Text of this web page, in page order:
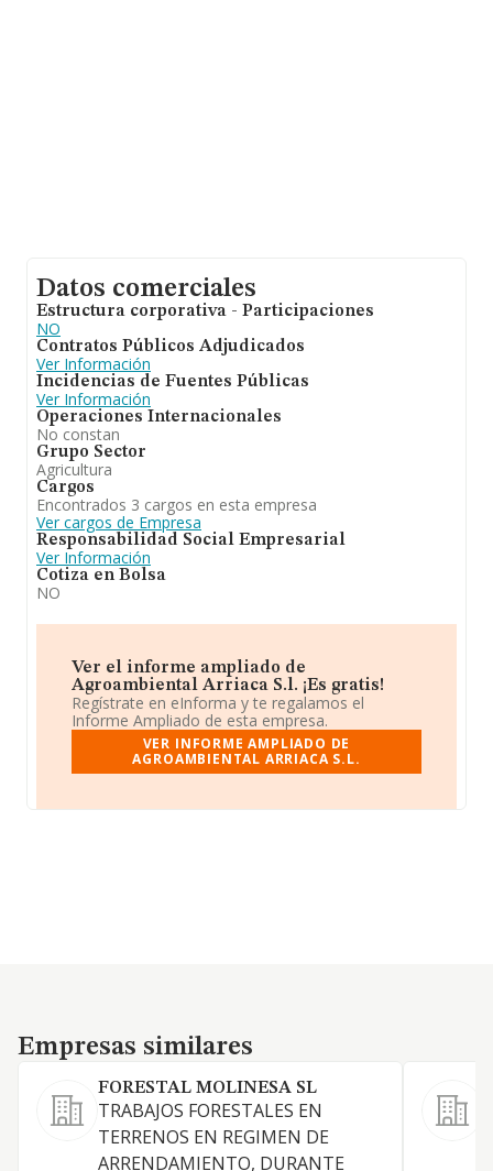
Datos comerciales
Estructura corporativa - Participaciones
NO
Contratos Públicos Adjudicados
Ver Información
Incidencias de Fuentes Públicas
Ver Información
Operaciones Internacionales
No constan
Grupo Sector
Agricultura
Cargos
Encontrados 3 cargos en esta empresa
Ver cargos de Empresa
Responsabilidad Social Empresarial
Ver Información
Cotiza en Bolsa
NO
Ver el informe ampliado de
Agroambiental Arriaca S.l. ¡Es gratis!
Regístrate en eInforma y te regalamos el
Informe Ampliado de esta empresa.
VER INFORME AMPLIADO DE
AGROAMBIENTAL ARRIACA S.L.
Empresas similares
Empresas similares
FORESTAL MOLINESA SL
TRABAJOS FORESTALES EN
TERRENOS EN REGIMEN DE
ARRENDAMIENTO, DURANTE